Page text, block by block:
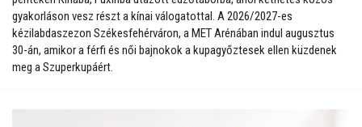
gyakorláson vesz részt a kínai válogatottal. A 2026/2027-es
kézilabdaszezon Székesfehérváron, a MET Arénában indul augusztus
30-án, amikor a férfi és női bajnokok a kupagyőztesek ellen küzdenek
meg a Szuperkupáért.